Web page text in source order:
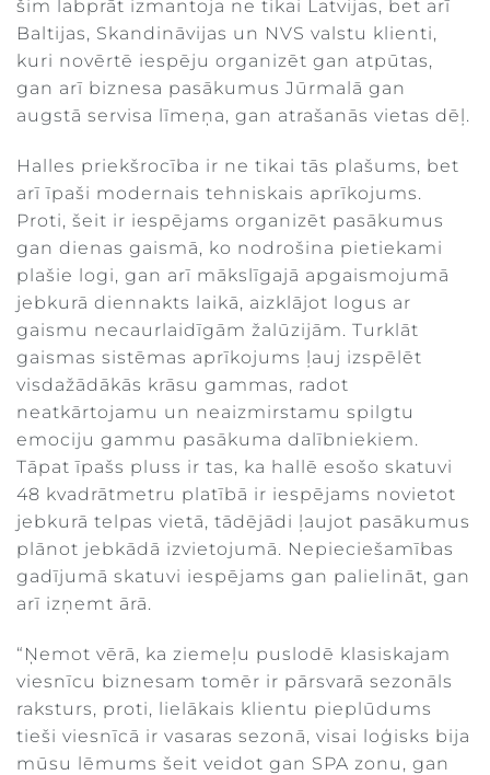
šim labprāt izmantoja ne tikai Latvijas, bet arī
Baltijas, Skandināvijas un NVS valstu klienti,
kuri novērtē iespēju organizēt gan atpūtas,
gan arī biznesa pasākumus Jūrmalā gan
augstā servisa līmeņa, gan atrašanās vietas dēļ.
Halles priekšrocība ir ne tikai tās plašums, bet
arī īpaši modernais tehniskais aprīkojums.
Proti, šeit ir iespējams organizēt pasākumus
gan dienas gaismā, ko nodrošina pietiekami
plašie logi, gan arī mākslīgajā apgaismojumā
jebkurā diennakts laikā, aizklājot logus ar
gaismu necaurlaidīgām žalūzijām. Turklāt
gaismas sistēmas aprīkojums ļauj izspēlēt
visdažādākās krāsu gammas, radot
neatkārtojamu un neaizmirstamu spilgtu
emociju gammu pasākuma dalībniekiem.
Tāpat īpašs pluss ir tas, ka hallē esošo skatuvi
48 kvadrātmetru platībā ir iespējams novietot
jebkurā telpas vietā, tādējādi ļaujot pasākumus
plānot jebkādā izvietojumā. Nepieciešamības
gadījumā skatuvi iespējams gan palielināt, gan
arī izņemt ārā.
“Ņemot vērā, ka ziemeļu puslodē klasiskajam
viesnīcu biznesam tomēr ir pārsvarā sezonāls
raksturs, proti, lielākais klientu pieplūdums
tieši viesnīcā ir vasaras sezonā, visai loģisks bija
mūsu lēmums šeit veidot gan SPA zonu, gan